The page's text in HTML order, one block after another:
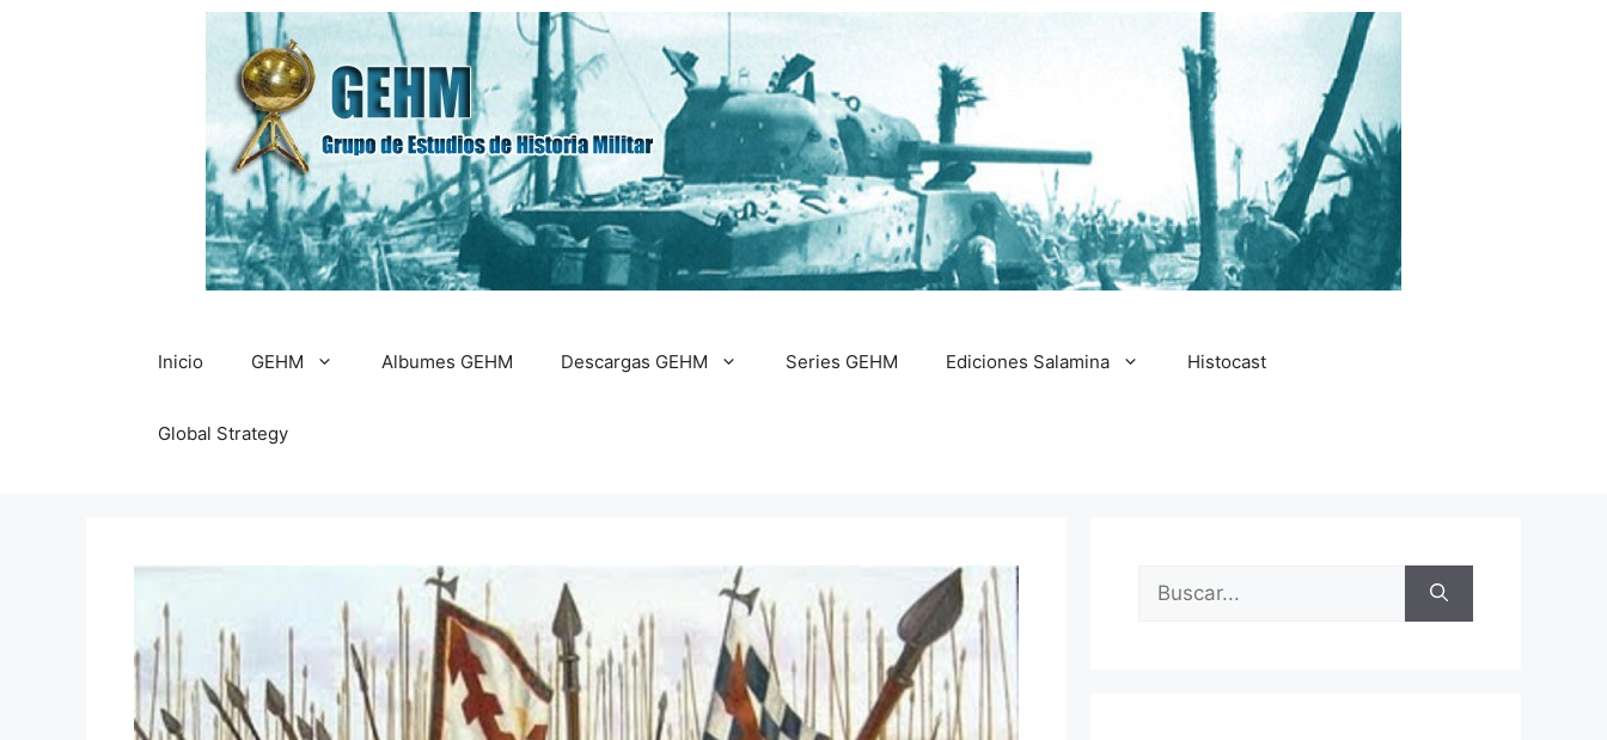
Inicio GEHM Albumes GEHM Descargas GEHM Series GEHM Ediciones Salamina Histocast
Global Strategy
Buscar: